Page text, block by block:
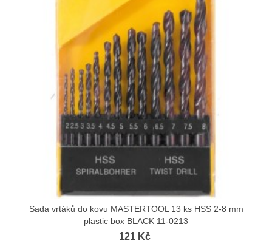
Sada vrtáků do kovu MASTERTOOL 13 ks HSS 2-8 mm
plastic box BLACK 11-0213
121 Kč